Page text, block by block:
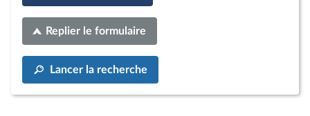
Replier le formulaire
Lancer la recherche